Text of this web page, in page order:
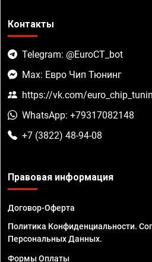
Контакты
Telegram: @EuroCT_bot
Max: Евро Чип Тюнинг
https://vk.com/
WhatsApp: +79317082148
+7 (3822) 48-94-08
Правовая информация
Договор-Оферта
Политика Конфиденциальности.
Персональных Данных.
Формы Оплаты